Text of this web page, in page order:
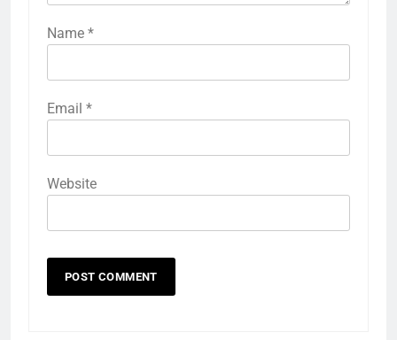
Name *
Email *
Website